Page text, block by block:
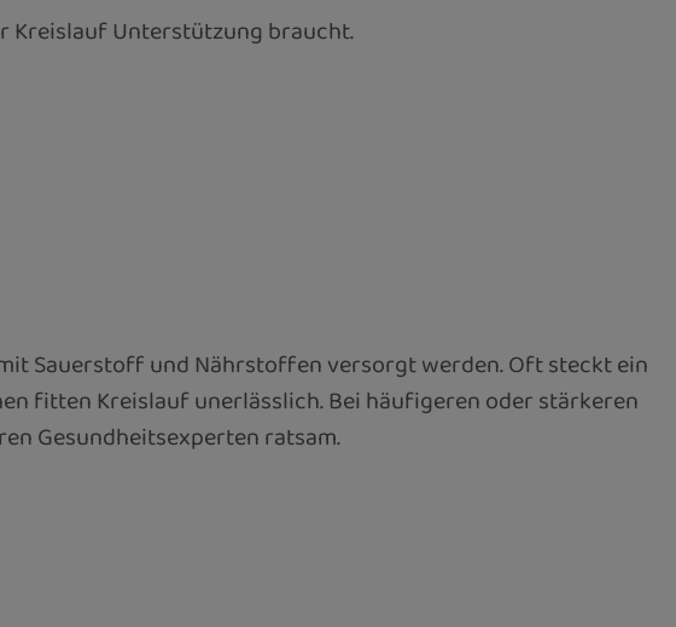
Kreislauf Unterstützung braucht.
Sauerstoff und Nährstoffen versorgt werden. Oft steckt ein
fitten Kreislauf unerlässlich. Bei häufigeren oder stärkeren
Gesundheitsexperten ratsam.